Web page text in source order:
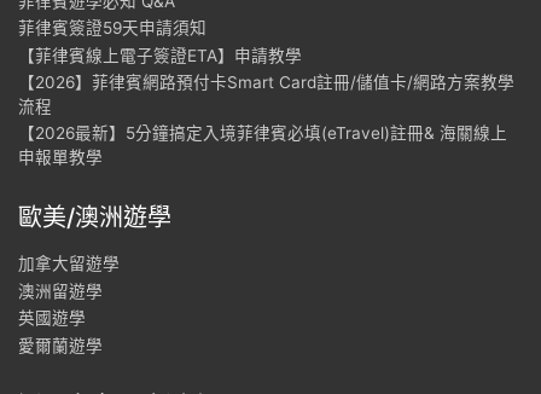
菲律賓簽證59天申請須知
【菲律賓線上電子簽證ETA】申請教學
【2026】菲律賓網路預付卡Smart Card註冊/儲值卡/網路方案教學
流程
【2026最新】5分鐘搞定入境菲律賓必填(eTravel)註冊& 海關線上
申報單教學
歐美/澳洲遊學
加拿大留遊學
澳洲留遊學
英國遊學
愛爾蘭遊學